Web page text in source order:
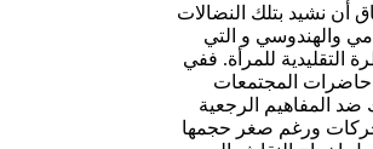
أن نشيد بتلك النضالات
والهندوسي و التي
التقليدية للمرأة. ففي
حاضرات المجتمعات
ضد المفاهيم الرجعية
ورغم صغر حجمها